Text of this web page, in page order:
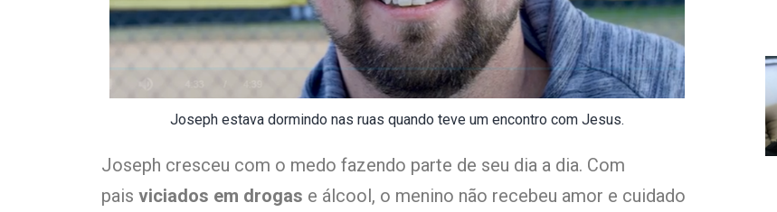
Joseph estava dormindo nas ruas quando teve um encontro com Jesus.
Joseph cresceu com o medo fazendo parte de seu dia a dia. Com
pais viciados em drogas e álcool, o menino não recebeu amor e cuidado